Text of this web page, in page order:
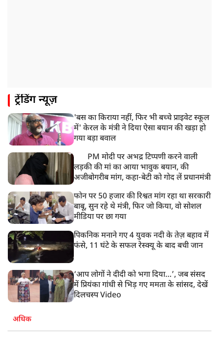
पाकिस्तान के कब्जे वाले जम्मू और कश्मीर (PoJK) में हिंसा को
8:50 AM
बसपा के इकलौते विधायक उमाशंकर सिंह का देर रात निधन,
आज बलिया में होगा अंतिम संस्कार
ट्रेंडिंग न्यूज़
'बस का किराया नहीं, फिर भी बच्चे प्राइवेट स्कूल
में' केरल के मंत्री ने दिया ऐसा बयान की खड़ा हो
गया बड़ा बवाल
PM मोदी पर अभद्र टिप्पणी करने वाली
लड़की की मां का आया भावुक बयान, की
अजीबोगरीब मांग, कहा-बेटी को गोद लें प्रधानमंत्री
फोन पर 50 हजार की रिश्वत मांग रहा था सरकारी
बाबू, सुन रहे थे मंत्री, फिर जो किया, वो सोशल
मीडिया पर छा गया
पिकनिक मनाने गए 4 युवक नदी के तेज़ बहाव में
फंसे, 11 घंटे के सफल रेस्क्यू के बाद बची जान
‘आप लोगों ने दीदी को भगा दिया…’, जब संसद
में प्रियंका गांधी से भिड़ गए ममता के सांसद, देखें
दिलचस्प Video
अधिक